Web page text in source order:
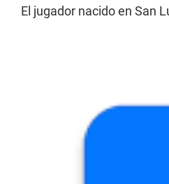
El jugador nacido en San